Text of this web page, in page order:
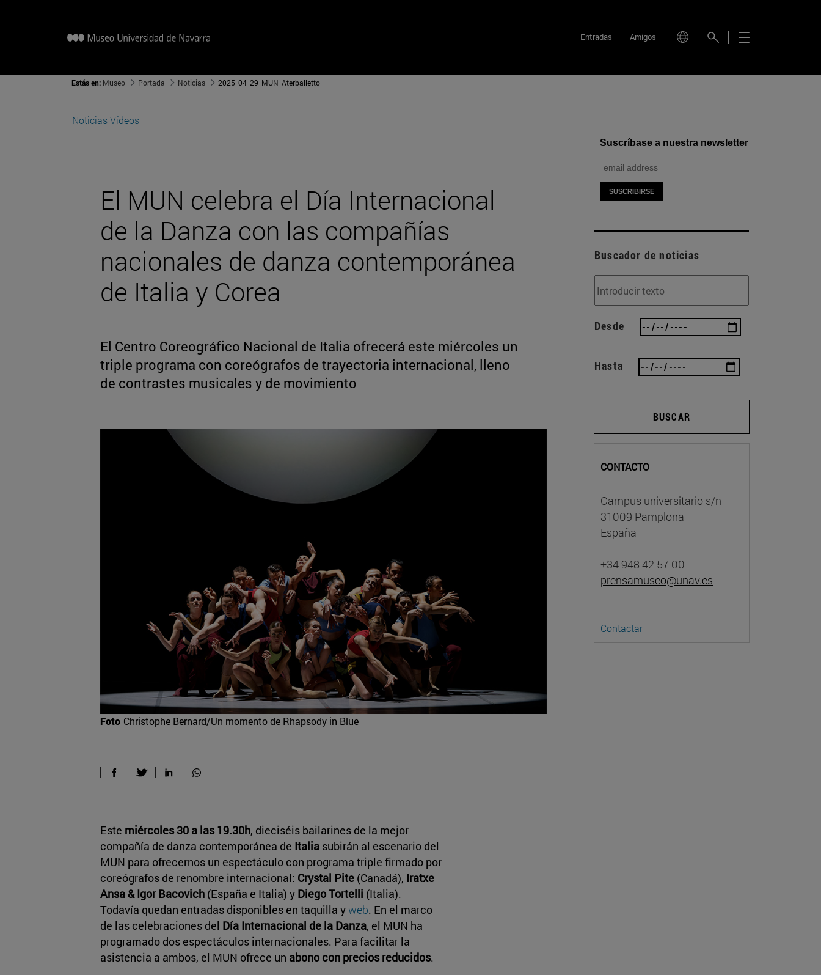
Entradas Amigos
Estás en: Museo Portada Noticias 2025_04_29_MUN_Aterballetto
Noticias Vídeos
El MUN celebra el Día Internacional
de la Danza con las compañías
nacionales de danza contemporánea
de Italia y Corea
El Centro Coreográfico Nacional de Italia ofrecerá este miércoles un
triple programa con coreógrafos de trayectoria internacional, lleno
de contrastes musicales y de movimiento
Foto Christophe Bernard/Un momento de Rhapsody in Blue
Este miércoles 30 a las 19.30h, dieciséis bailarines de la mejor
compañía de danza contemporánea de Italia subirán al escenario del
MUN para ofrecernos un espectáculo con programa triple firmado por
coreógrafos de renombre internacional: Crystal Pite (Canadá), Iratxe
Ansa & Igor Bacovich (España e Italia) y Diego Tortelli (Italia).
Todavía quedan entradas disponibles en taquilla yweb. En el marco
de las celebraciones del Día Internacional de la Danza, el MUN ha
programado dos espectáculos internacionales. Para facilitar la
asistencia a ambos, el MUN ofrece un abono con precios reducidos.
Suscríbase a nuestra newsletter
Buscador de noticias
Desde
Hasta
BUSCAR
CONTACTO
Campus universitario s/n
31009 Pamplona
España
+34 948 42 57 00
prensamuseo@unav.es
Contactar